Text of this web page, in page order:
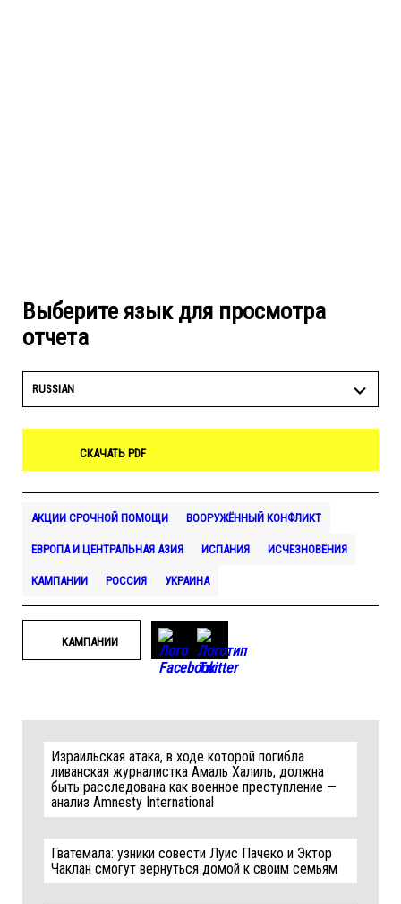
Выберите язык для просмотра
отчета
RUSSIAN
СКАЧАТЬ PDF
АКЦИИ СРОЧНОЙ ПОМОЩИ ВООРУЖЁННЫЙ КОНФЛИКТ
ЕВРОПА И ЦЕНТРАЛЬНАЯ АЗИЯ ИСПАНИЯ ИСЧЕЗНОВЕНИЯ
КАМПАНИИ РОССИЯ УКРАИНА
КАМПАНИИ
Израильская атака, в ходе которой погибла
ливанская журналистка Амаль Халиль, должна
быть расследована как военное преступление —
анализ Amnesty International
Гватемала: узники совести Луис Пачеко и Эктор
Чаклан смогут вернуться домой к своим семьям